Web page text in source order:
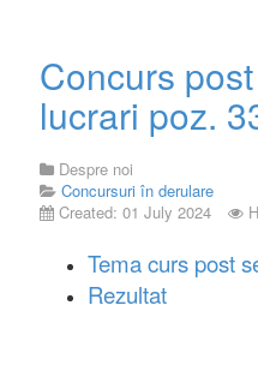
Concurs
lucrari poz.
Despre noi
Concursuri în derulare
Created: 01 July 2024
Tema curs post
Rezultat